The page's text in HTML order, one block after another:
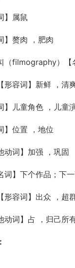
】属鼠
】赘肉 ，肥肉
（filmography）【
形容词】新鲜 ，清
】儿童角色 ，儿童
】位置 ，地位
动词】加强 ，巩固
词】下个作品；下
形容词】出众 ，超
动词】占 ，归己所